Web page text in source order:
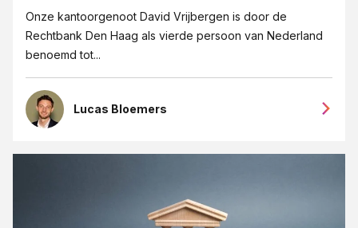
Onze kantoorgenoot David Vrijbergen is door de
Rechtbank Den Haag als vierde persoon van Nederland
benoemd tot...
Lucas Bloemers